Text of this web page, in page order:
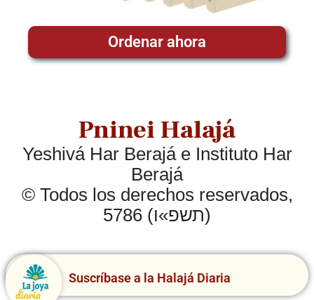
Ordenar ahora
Pninei Halajá
Yeshivá Har Berajá e Instituto Har
Berajá
© Todos los derechos reservados,
5786 (תשפ»ו)
Suscríbase a la Halajá Diaria